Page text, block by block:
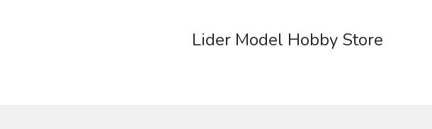
Lider Model Hobby Store